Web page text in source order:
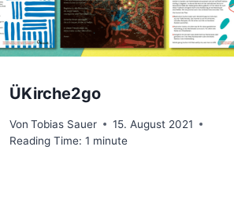
ÜKirche2go
Von Tobias Sauer
15. August 2021
Reading Time: 1 minute